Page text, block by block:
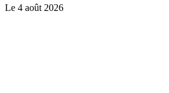
Le 4 août 2026